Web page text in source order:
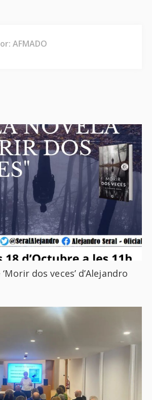
AFMADO
dos veces’ d’Alejandro